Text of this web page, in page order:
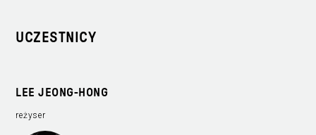
UCZESTNICY
LEE JEONG-HONG
reżyser